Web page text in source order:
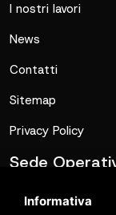
I nostri lavori
News
Contatti
Sitemap
Privacy Policy
Sede
Informativa